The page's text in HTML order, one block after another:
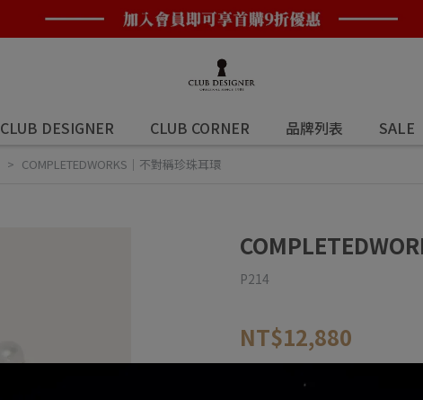
CLUB DESIGNER CLUB CORNER 品牌列表 SALE
COMPLETEDWORKS｜不對稱珍珠耳環
P214
NT$12,880
FF2504972